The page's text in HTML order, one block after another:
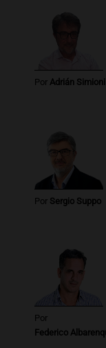
Por Adrián Simioni
Por Sergio Suppo
Por
Federico